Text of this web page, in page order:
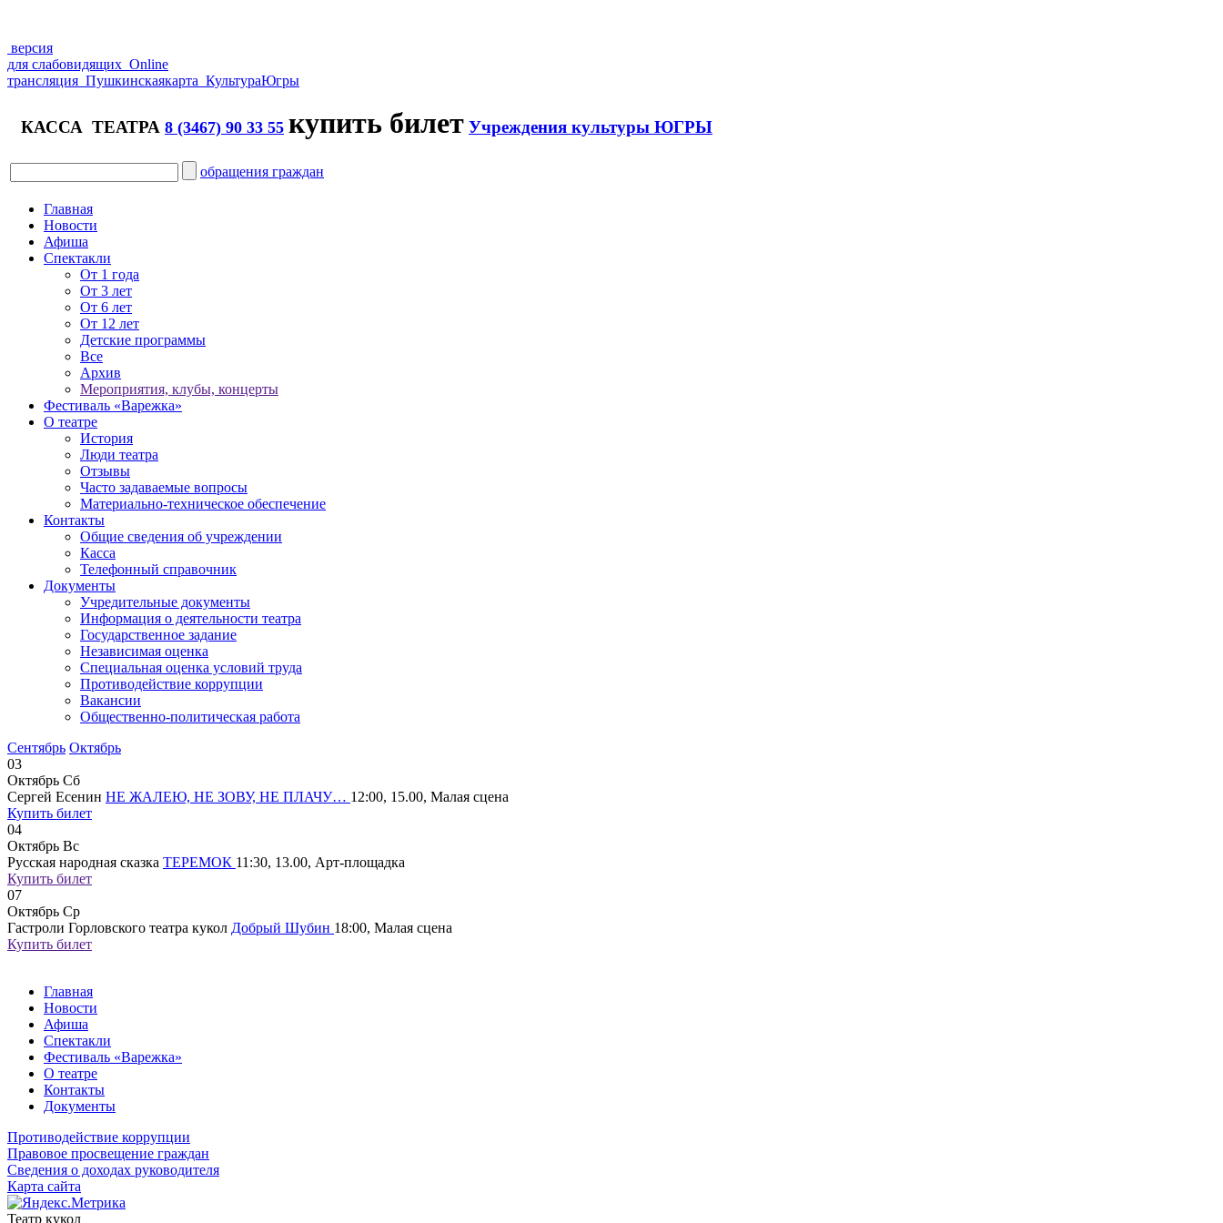
версия
для слабовидящих Online
трансляция Пушкинскаякарта КультураЮгры
КАССА ТЕАТРА 8 (3467) 90 33 55 купить билет Учреждения культуры ЮГРЫ
обращения граждан
Главная
Новости
Афиша
Спектакли
От 1 года
От 3 лет
От 6 лет
От 12 лет
Детские программы
Все
Архив
Мероприятия, клубы, концерты
Фестиваль «Варежка»
О театре
История
Люди театра
Отзывы
Часто задаваемые вопросы
Материально-техническое обеспечение
Контакты
Общие сведения об учреждении
Касса
Телефонный справочник
Документы
Учредительные документы
Информация о деятельности театра
Государственное задание
Независимая оценка
Специальная оценка условий труда
Противодействие коррупции
Вакансии
Общественно-политическая работа
Сентябрь Октябрь
03
Октябрь Сб
Сергей Есенин НЕ ЖАЛЕЮ, НЕ ЗОВУ, НЕ ПЛАЧУ… 12:00, 15.00, Малая сцена
Купить билет
04
Октябрь Вс
Русская народная сказка ТЕРЕМОК 11:30, 13.00, Арт-площадка
Купить билет
07
Октябрь Ср
Гастроли Горловского театра кукол Добрый Шубин 18:00, Малая сцена
Купить билет
Главная
Новости
Афиша
Спектакли
Фестиваль «Варежка»
О театре
Контакты
Документы
Противодействие коррупции
Правовое просвещение граждан
Сведения о доходах руководителя
Карта сайта
Театр кукол